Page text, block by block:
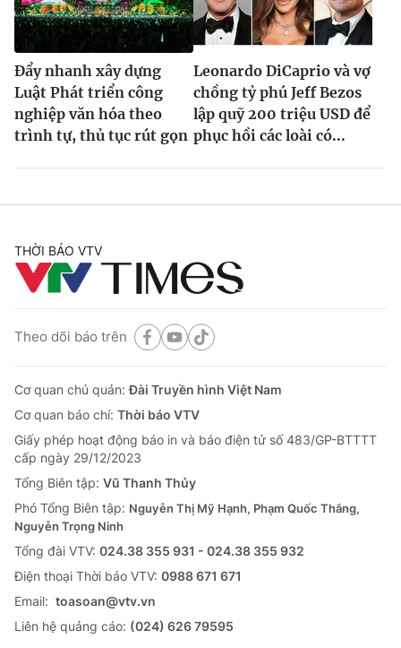
Đẩy nhanh xây dựng
Luật Phát triển công
nghiệp văn hóa theo
trình tự, thủ tục rút gọn
Leonardo DiCaprio và vợ
chồng tỷ phú Jeff Bezos
lập quỹ 200 triệu USD để
phục hồi các loài có...
THỜI BÁO VTV
Theo dõi báo trên
Cơ quan chủ quản:Đài Truyền hình Việt Nam
Cơ quan báo chí: Thời báo VTV
Giấy phép hoạt động báo in và báo điện tử số 483/GP-BTTTT
cấp ngày 29/12/2023
Tổng Biên tập: Vũ Thanh Thủy
Phó Tổng Biên tập: Nguyễn Thị Mỹ Hạnh, Phạm Quốc Thắng,
Nguyễn Trọng Ninh
Tổng đài VTV: 024.38 355 931 - 024.38 355 932
Ðiện thoại Thời báo VTV: 0988 671 671
Email: toasoan@vtv.vn
Liên hệ quảng cáo: (024) 626 79595